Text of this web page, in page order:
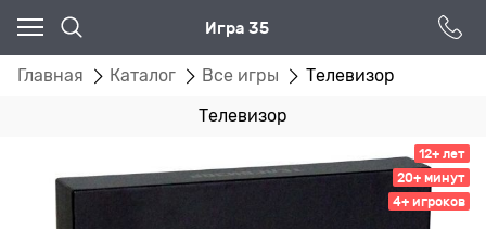
Игра 35
Главная Каталог Все игры Телевизор
Телевизор
12+ лет
20+ минут
4+ игроков